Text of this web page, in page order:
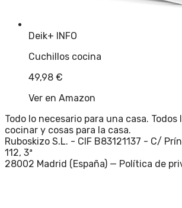
Deik+ INFO
Cuchillos cocina
49,98 €
Ver en Amazon
Todo lo necesario para una casa.
cocinar y cosas para la casa.
Ruboskizo S.L. - CIF B83121137 - C/
112, 3ª
28002 Madrid (España) — Política de